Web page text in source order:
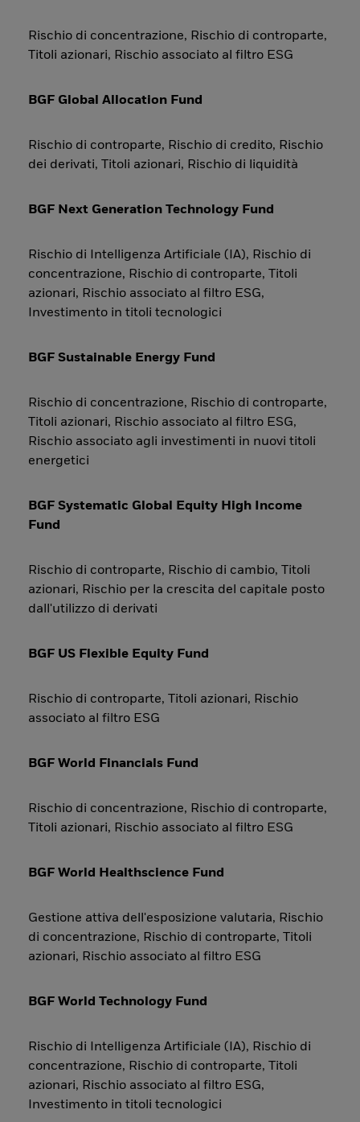
Rischio di concentrazione, Rischio di controparte,
Titoli azionari, Rischio associato al filtro ESG
BGF Global Allocation Fund
Rischio di controparte, Rischio di credito, Rischio
dei derivati, Titoli azionari, Rischio di liquidità
BGF Next Generation Technology Fund
Rischio di Intelligenza Artificiale (IA), Rischio di
concentrazione, Rischio di controparte, Titoli
azionari, Rischio associato al filtro ESG,
Investimento in titoli tecnologici
BGF Sustainable Energy Fund
Rischio di concentrazione, Rischio di controparte,
Titoli azionari, Rischio associato al filtro ESG,
Rischio associato agli investimenti in nuovi titoli
energetici
BGF Systematic Global Equity High Income
Fund
Rischio di controparte, Rischio di cambio, Titoli
azionari, Rischio per la crescita del capitale posto
dall'utilizzo di derivati
BGF US Flexible Equity Fund
Rischio di controparte, Titoli azionari, Rischio
associato al filtro ESG
BGF World Financials Fund
Rischio di concentrazione, Rischio di controparte,
Titoli azionari, Rischio associato al filtro ESG
BGF World Healthscience Fund
Gestione attiva dell'esposizione valutaria, Rischio
di concentrazione, Rischio di controparte, Titoli
azionari, Rischio associato al filtro ESG
BGF World Technology Fund
Rischio di Intelligenza Artificiale (IA), Rischio di
concentrazione, Rischio di controparte, Titoli
azionari, Rischio associato al filtro ESG,
Investimento in titoli tecnologici